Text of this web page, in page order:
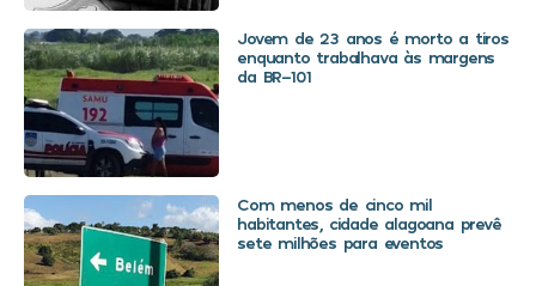
Jovem de 23 anos é morto a tiros
enquanto trabalhava às margens
da BR-101
Com menos de cinco mil
habitantes, cidade alagoana prevê
sete milhões para eventos